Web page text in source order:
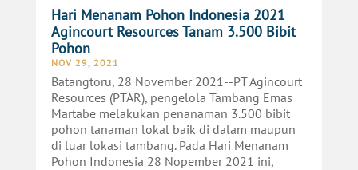
Hari Menanam Pohon Indonesia 2021
Agincourt Resources Tanam 3.500 Bibit
Pohon
NOV 29, 2021
Batangtoru, 28 November 2021--PT Agincourt
Resources (PTAR), pengelola Tambang Emas
Martabe melakukan penanaman 3.500 bibit
pohon tanaman lokal baik di dalam maupun
di luar lokasi tambang. Pada Hari Menanam
Pohon Indonesia 28 Nopember 2021 ini,